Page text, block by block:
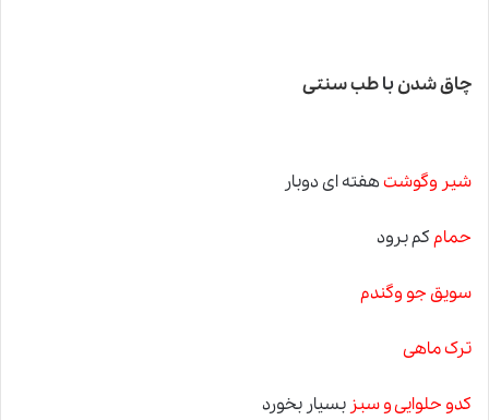
چاق شدن باطب سنتی
شیر وگوشتهفته ای دوبار
حمامکم برود
سویق جو وگندم
ترک ماهی
کدو حلوایی و سبز بسیار بخورد